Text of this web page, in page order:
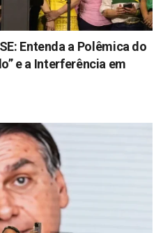
Entenda a Polêmica do
e a Interferência em